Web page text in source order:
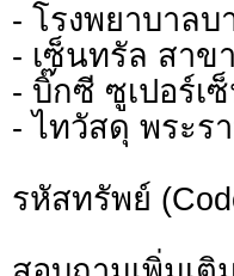
- โรงพยาบาลบ
- เซ็นทรัล สาข
- บิ๊กซี ซูเปอร์เ
- ไทวัสดุ พระร
รหัสทรัพย์